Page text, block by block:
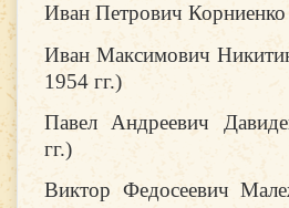
Иван Петрович
Иван Максимович
1954 гг.)
Павел Андреевич
гг.)
Виктор Федосеевич